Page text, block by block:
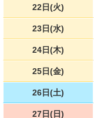
22日(火)
23日(水)
24日(木)
25日(金)
26日(土)
27日(日)